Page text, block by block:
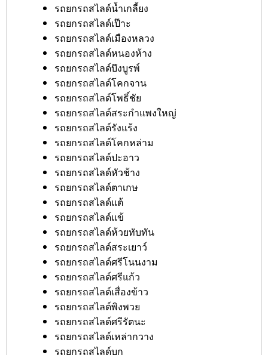
รถยกรถสไลด์น้ำเกลี้ยง
รถยกรถสไลด์เป๊าะ
รถยกรถสไลด์เมืองหลวง
รถยกรถสไลด์หนองห้าง
รถยกรถสไลด์บึงบูรพ์
รถยกรถสไลด์โคกจาน
รถยกรถสไลด์โพธิ์ชัย
รถยกรถสไลด์สระกำแพงใหญ่
รถยกรถสไลด์รังแร้ง
รถยกรถสไลด์โคกหล่าม
รถยกรถสไลด์ปะอาว
รถยกรถสไลด์หัวช้าง
รถยกรถสไลด์ตาเกษ
รถยกรถสไลด์แต้
รถยกรถสไลด์แข้
รถยกรถสไลด์ห้วยทับทัน
รถยกรถสไลด์สระเยาว์
รถยกรถสไลด์ศรีโนนงาม
รถยกรถสไลด์ศรีแก้ว
รถยกรถสไลด์เสื่องข้าว
รถยกรถสไลด์พิงพวย
รถยกรถสไลด์ศรีรัตนะ
รถยกรถสไลด์เหล่ากวาง
รถยกรถสไลด์บก